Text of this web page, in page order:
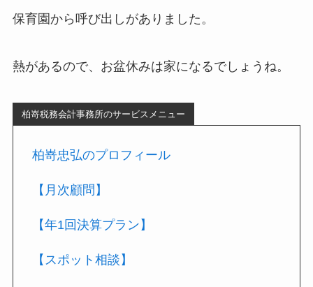
保育園から呼び出しがありました。
熱があるので、お盆休みは家になるでしょうね。
柏嵜税務会計事務所のサービスメニュー
柏嵜忠弘のプロフィール
【月次顧問】
【年1回決算プラン】
【スポット相談】